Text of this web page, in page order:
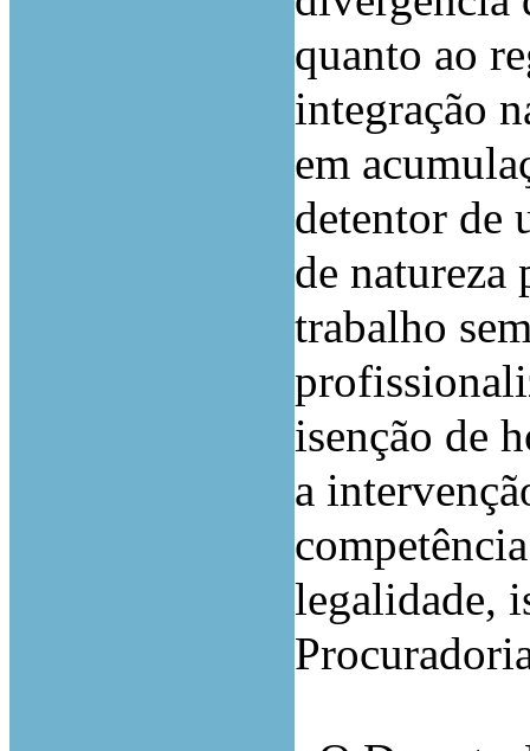
quanto ao
integração
em
detentor de
de
trabalho
isenção de
a
legalidade,